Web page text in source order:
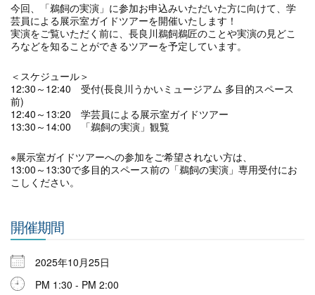
今回、「鵜飼の実演」に参加お申込みいただいた方に向けて、学
芸員による展示室ガイドツアーを開催いたします！
実演をご覧いただく前に、長良川鵜飼鵜匠のことや実演の見どこ
ろなどを知ることができるツアーを予定しています。
＜スケジュール＞
12:30～12:40 受付(長良川うかいミュージアム 多目的スペース
前)
12:40～13:20 学芸員による展示室ガイドツアー
13:30～14:00 「鵜飼の実演」観覧
※展示室ガイドツアーへの参加をご希望されない方は、
13:00～13:30で多目的スペース前の「鵜飼の実演」専用受付にお
こしください。
開催期間
2025年10月25日
PM 1:30 - PM 2:00